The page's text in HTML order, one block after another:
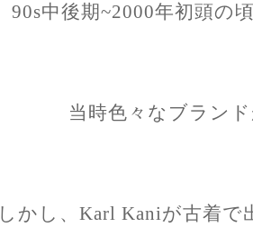
90s中後期~2000年初頭の
当時色々なブラン
しかし、Karl Kaniが古着